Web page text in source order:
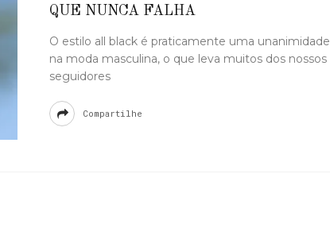
QUE NUNCA FALHA
O estilo all black é praticamente uma unanimidade
na moda masculina, o que leva muitos dos nossos
seguidores
Compartilhe